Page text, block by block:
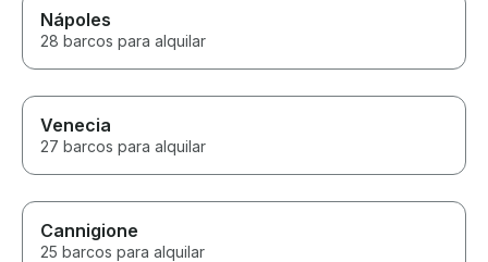
Nápoles
28 barcos para alquilar
Venecia
27 barcos para alquilar
Cannigione
25 barcos para alquilar